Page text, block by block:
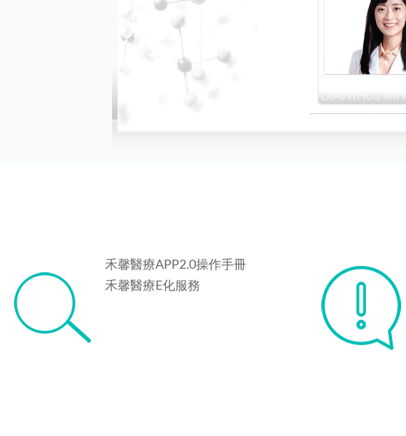
禾馨醫療APP2.0操作手冊
禾馨醫療E化服務